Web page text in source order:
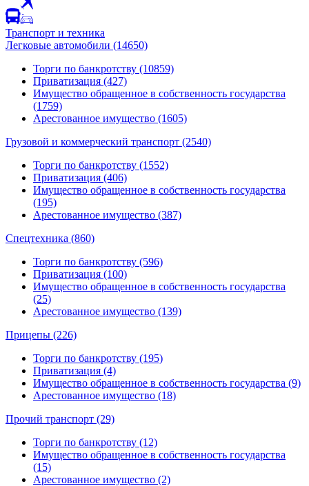
Транспорт и техника
Легковые автомобили (14650)
Торги по банкротству (10859)
Приватизация (427)
Имущество обращенное в собственность государства
(1759)
Арестованное имущество (1605)
Грузовой и коммерческий транспорт (2540)
Торги по банкротству (1552)
Приватизация (406)
Имущество обращенное в собственность государства
(195)
Арестованное имущество (387)
Спецтехника (860)
Торги по банкротству (596)
Приватизация (100)
Имущество обращенное в собственность государства
(25)
Арестованное имущество (139)
Прицепы (226)
Торги по банкротству (195)
Приватизация (4)
Имущество обращенное в собственность государства (9)
Арестованное имущество (18)
Прочий транспорт (29)
Торги по банкротству (12)
Имущество обращенное в собственность государства
(15)
Арестованное имущество (2)